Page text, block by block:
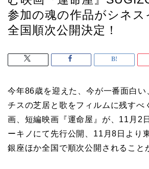
参加の魂の作品がシネ
全国順次公開決定！
今年86歳を迎えた、今が一番面白い
チスの芝居と歌をフィルムに残すべ
画、短編映画『運命屋』が、11月2
ーキノにて先行公開、11月8日より
銀座ほか全国で順次公開されること